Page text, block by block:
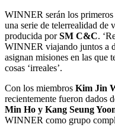
WINNER serán los primeros
una serie de telerrealidad de
producida porSM C&C.
WINNER viajando juntos a
asignan misiones en las que
cosas ‘irreales’.
Con los miembros Kim Jin
recientemente fueron dados
Min Ho y Kang Seung
WINNER como grupo